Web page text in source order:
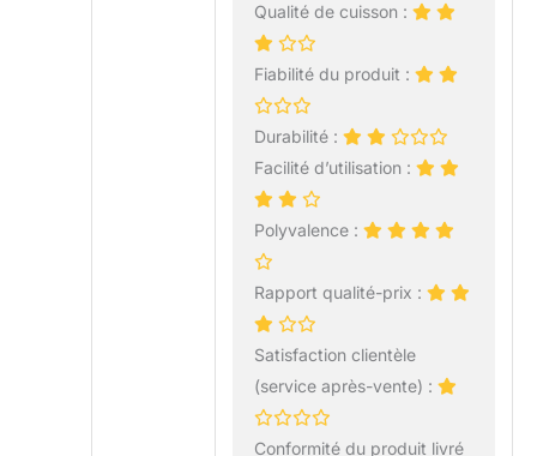
Qualité de cuisson :
Fiabilité du produit :
Durabilité :
Facilité d’utilisation :
Polyvalence :
Rapport qualité-prix :
Satisfaction clientèle
(service après-vente) :
Conformité du produit livré